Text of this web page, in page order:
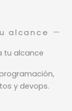
alcance
tu alcance
y devops.